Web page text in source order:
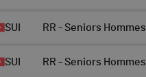
SUI RR - Seniors Hommes
SUI RR - Seniors Hommes